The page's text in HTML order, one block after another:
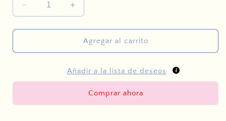
Reducir
cantidad
para
curva
Aumentar
cantidad
para
Tabla
curva
Agregar al carrito
Añadir a la lista de deseos
Comprar ahora